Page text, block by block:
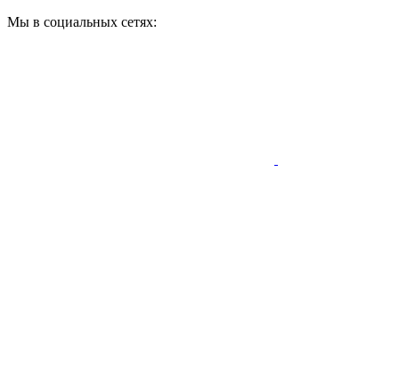
Мы в социальных сетях: